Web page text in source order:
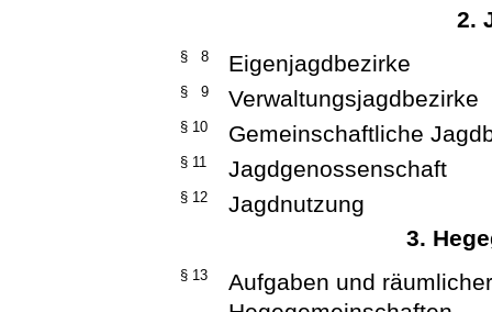
2.
§ 8 Eigenjagdbezirke
§ 9 Verwaltungsjagdbezirke
§ 10 Gemeinschaftliche
§ 11 Jagdgenossenschaft
§ 12
Jagdnutzung
3.
§ 13
Aufgaben und